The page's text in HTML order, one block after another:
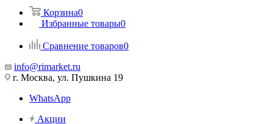
Корзина0
Избранные товары0
Сравнение товаров0
info@rimarket.ru
г. Москва, ул. Пушкина 19
WhatsApp
Акции